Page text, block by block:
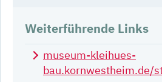
Weiterführende Links
museum-kleihues-
bau.kornwestheim.de/